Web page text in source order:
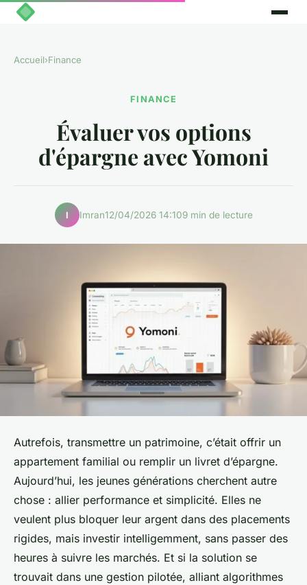
Accueil›Finance
FINANCE
Évaluer vos options
d'épargne avec Yomoni
I Imran12/04/2026 14:109 min de lecture
Autrefois, transmettre un patrimoine, c’était offrir un
appartement familial ou remplir un livret d’épargne.
Aujourd’hui, les jeunes générations cherchent autre
chose : allier performance et simplicité. Elles ne
veulent plus bloquer leur argent dans des placements
rigides, mais investir intelligemment, sans passer des
heures à suivre les marchés. Et si la solution se
trouvait dans une gestion pilotée, alliant algorithmes